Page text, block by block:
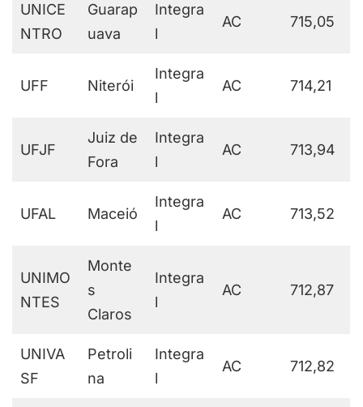
UNICE
NTRO
Guarap
uava
Integra
l
AC 715,05
UFF Niterói
Integra
l
AC 714,21
UFJF
Juiz de
Fora
Integra
l
AC 713,94
UFAL Maceió
Integra
l
AC 713,52
UNIMO
NTES
Monte
s
Claros
Integra
l
AC 712,87
UNIVA
SF
Petroli
na
Integra
l
AC 712,82